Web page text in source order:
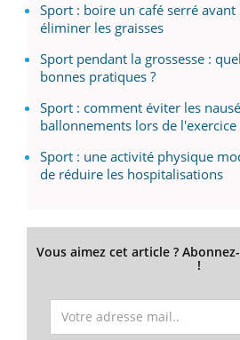
Sport : boire un café serré avant
éliminer les graisses
Sport pendant la grossesse :
bonnes pratiques ?
Sport : comment éviter les
ballonnements lors de l'exercice
Sport : une activité physique
de réduire les hospitalisations
Vous aimez cet article ?
!